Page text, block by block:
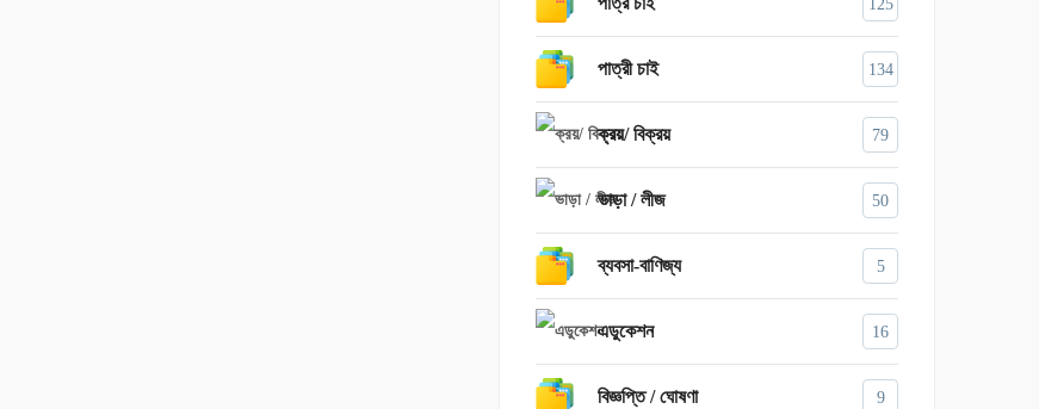
125
পাত্রী চাই 134
ক্রয়/ বিক্রয় 79
ভাড়া / লীজ 50
ব্যবসা-বাণিজ্য 5
এডুকেশন 16
বিজ্ঞপ্তি / ঘোষণা 9